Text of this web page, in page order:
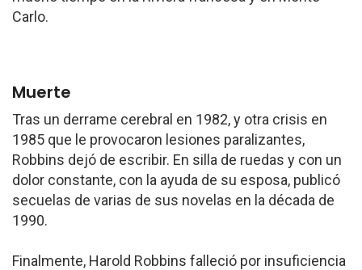
Carlo.
Muerte
Tras un derrame cerebral en 1982, y otra crisis en
1985 que le provocaron lesiones paralizantes,
Robbins dejó de escribir. En silla de ruedas y con un
dolor constante, con la ayuda de su esposa, publicó
secuelas de varias de sus novelas en la década de
1990.
Finalmente, Harold Robbins falleció por insuficiencia